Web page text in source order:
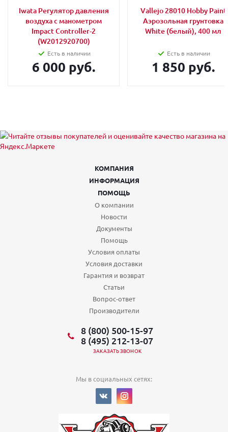
Iwata Регулятор давления
воздуха с манометром
Impact Controller-2
(W2012920700)
Есть в наличии
6 000 руб.
Vallejo 28010 Hobby Paint
Аэрозольная грунтовка
White (белый), 400 мл
Есть в наличии
1 850 руб.
КОМПАНИЯ
ИНФОРМАЦИЯ
ПОМОЩЬ
О компании
Новости
Документы
Помощь
Условия оплаты
Условия доставки
Гарантия и возврат
Статьи
Вопрос-ответ
Производители
8 (800) 500-15-97
8 (495) 212-13-07
ЗАКАЗАТЬ ЗВОНОК
Мы в социальных сетях: